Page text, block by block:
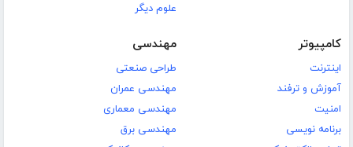
علوم دیگر
کامپیوتر
اینترنت
آموزش و ترفند
امنیت
برنامه نویسی
مهندسی
طراحی صنعتی
مهندسی عمران
مهندسی معماری
مهندسی برق